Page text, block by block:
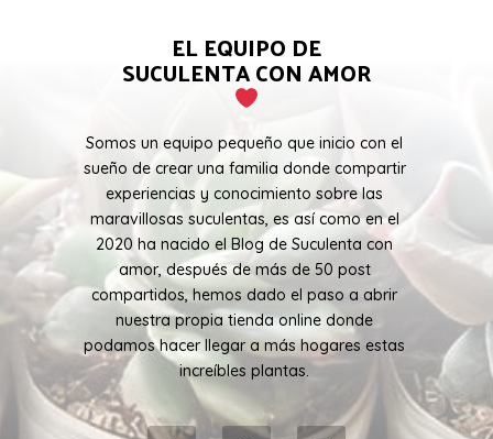
EL EQUIPO DE
SUCULENTA CON AMOR
Somos un equipo pequeño que inicio con el
sueño de crear una familia donde compartir
experiencias y conocimiento sobre las
maravillosas suculentas, es así como en el
2020 ha nacido el Blog de Suculenta con
amor, después de más de 50 post
compartidos, hemos dado el paso a abrir
nuestra propia tienda online donde
podamos hacer llegar a más hogares estas
increíbles plantas.